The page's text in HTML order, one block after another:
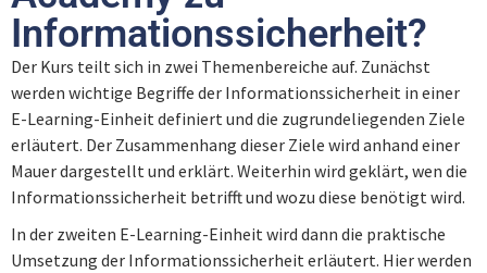
Informationssicherheit?
Der Kurs teilt sich in zwei Themenbereiche auf. Zunächst
werden wichtige Begriffe der Informationssicherheit in einer
E-Learning-Einheit definiert und die zugrundeliegenden Ziele
erläutert. Der Zusammenhang dieser Ziele wird anhand einer
Mauer dargestellt und erklärt. Weiterhin wird geklärt, wen die
Informationssicherheit betrifft und wozu diese benötigt wird.
In der zweiten E-Learning-Einheit wird dann die praktische
Umsetzung der Informationssicherheit erläutert. Hier werden